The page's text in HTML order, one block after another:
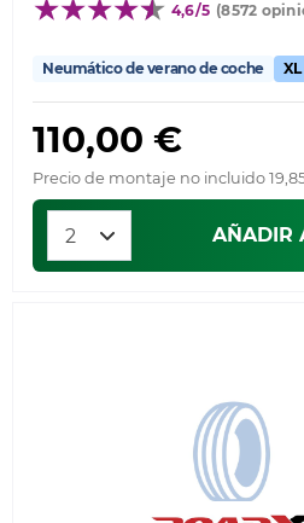
4,6/5 (8572
Neumático de verano de coche XL
110,00 €
Precio de montaje no incluido
AÑADIR